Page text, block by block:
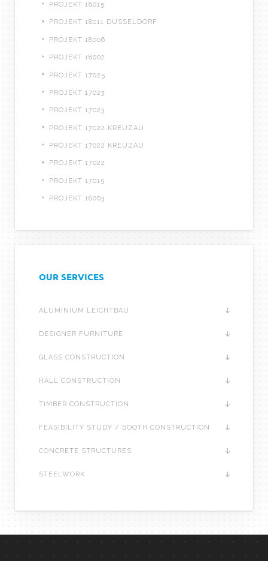
PROJEKT 18015
PROJEKT 18011 DÜSSELDORF
PROJEKT 18006
PROJEKT 18002
PROJEKT 17025
PROJEKT 17023
PROJEKT 17023
PROJEKT 17022 KREUZAU
PROJEKT 17022 KREUZAU
PROJEKT 17022
PROJEKT 17015
PROJEKT 16003
OUR SERVICES
ALUMINIUM LEICHTBAU
DESIGNER FURNITURE
GLASS CONSTRUCTION
HALL CONSTRUCTION
TIMBER CONSTRUCTION
FEASIBILITY STUDY / BOOTH CONSTRUCTION
CONCRETE STRUCTURES
STEELWORK